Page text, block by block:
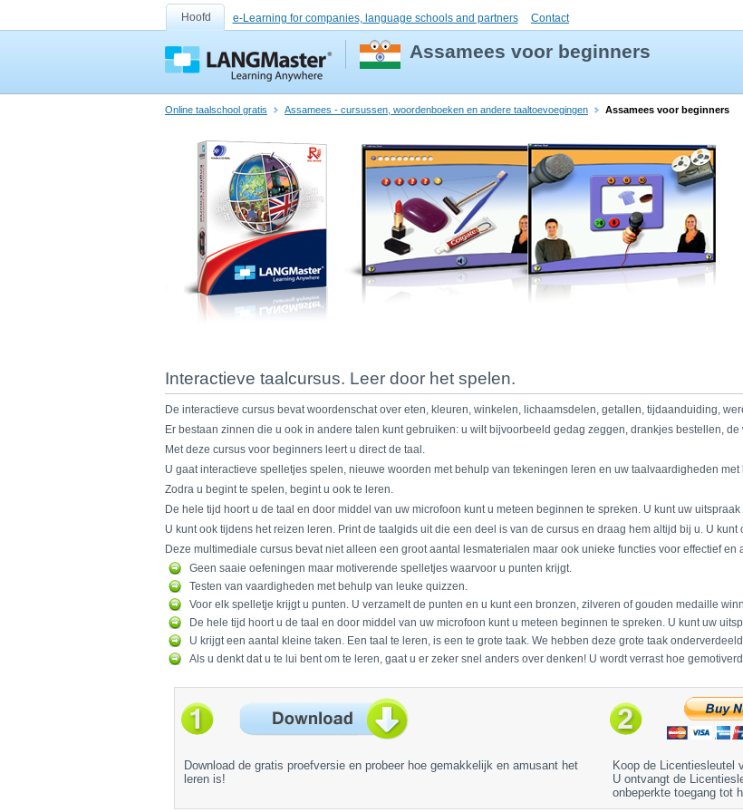
Hoofd e-Learning for companies, language schools and partners Contact
Assamees voor beginners
Online taalschool gratis Assamees - cursussen, woordenboeken en andere taaltoevoegingen Assamees voor beginners
Interactieve taalcursus. Leer door het spelen.
De interactieve cursus bevat woordenschat over eten, kleuren, winkelen, lichaamsdelen, getallen, tijdaanduiding,
Er bestaan zinnen die u ook in andere talen kunt gebruiken: u wilt bijvoorbeeld gedag zeggen, drankjes bestellen, de
Met deze cursus voor beginners leert u direct de taal.
U gaat interactieve spelletjes spelen, nieuwe woorden met behulp van tekeningen leren en uw taalvaardigheden
Zodra u begint te spelen, begint u ook te leren.
De hele tijd hoort u de taal en door middel van uw microfoon kunt u meteen beginnen te spreken. U kunt uw
U kunt ook tijdens het reizen leren. Print de taalgids uit die een deel is van de cursus en draag hem altijd bij u. U
Deze multimediale cursus bevat niet alleen een groot aantal lesmaterialen maar ook unieke functies voor effectief en
Geen saaie oefeningen maar motiverende spelletjes waarvoor u punten krijgt.
Testen van vaardigheden met behulp van leuke quizzen.
Voor elk spelletje krijgt u punten. U verzamelt de punten en u kunt een bronzen, zilveren of gouden medaille
De hele tijd hoort u de taal en door middel van uw microfoon kunt u meteen beginnen te spreken. U kunt uw
U krijgt een aantal kleine taken. Een taal te leren, is een te grote taak. We hebben deze grote taak
Als u denkt dat u te lui bent om te leren, gaat u er zeker snel anders over denken! U wordt verrast hoe
Download de gratis proefversie en probeer hoe gemakkelijk en amusant het
leren is!
Koop de Licentiesleutel
U ontvangt de
onbeperkte toegang tot